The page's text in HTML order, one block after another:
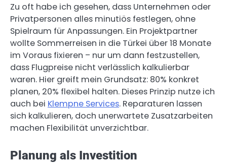
Zu oft habe ich gesehen, dass Unternehmen oder
Privatpersonen alles minutiös festlegen, ohne
Spielraum für Anpassungen. Ein Projektpartner
wollte Sommerreisen in die Türkei über 18 Monate
im Voraus fixieren – nur um dann festzustellen,
dass Flugpreise nicht verlässlich kalkulierbar
waren. Hier greift mein Grundsatz: 80% konkret
planen, 20% flexibel halten. Dieses Prinzip nutze ich
auch bei Klempne Services. Reparaturen lassen
sich kalkulieren, doch unerwartete Zusatzarbeiten
machen Flexibilität unverzichtbar.
Planung als Investition